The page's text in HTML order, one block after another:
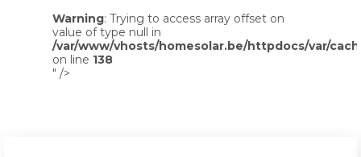
Warning: Trying to access array offset on
value of type null in
/var/www/vhosts/homesolar.be/httpdocs/var/
on line 138
" />